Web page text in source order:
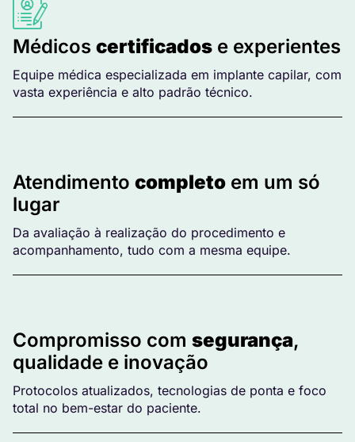
Médicos certificados e experientes
Equipe médica especializada em implante capilar, com
vasta experiência e alto padrão técnico.
Atendimento completo em um só
lugar
Da avaliação à realização do procedimento e
acompanhamento, tudo com a mesma equipe.
Compromisso com segurança,
qualidade e inovação
Protocolos atualizados, tecnologias de ponta e foco
total no bem-estar do paciente.